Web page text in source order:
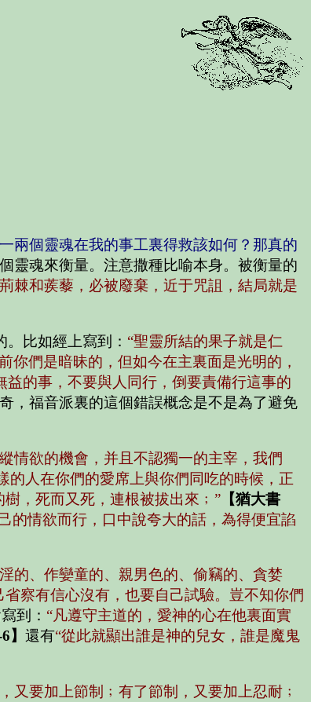
兩個靈魂在我的事工裏得救該如何？那真的
靈魂來衡量。注意撒種比喻本身。被衡量的
棘和蒺藜，必被廢棄，近于咒詛，結局就是
比如經上寫到： “聖靈所結的果子就是仁
你們是暗昧的，但如今在主裏面是光明的，
的事，不要與人同行，倒要責備行這事的
，福音派裏的這個錯誤概念是不是為了避免
情欲的機會，并且不認獨一的主宰，我們
的人在你們的愛席上與你們同吃的時候，正
，死而又死，連根被拔出來﹔” 【猶大書
的情欲而行，口中說夸大的話，為得便宜諂
的、作孌童的、親男色的、偷竊的、貪婪
省察有信心沒有，也要自己試驗。豈不知你們
到： “凡遵守主道的，愛神的心在他裏面實
】 還有“從此就顯出誰是神的兒女，誰是魔鬼
又要加上節制﹔有了節制，又要加上忍耐﹔